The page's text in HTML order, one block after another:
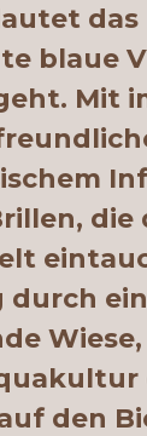
blaue
Mit
die
durch
den